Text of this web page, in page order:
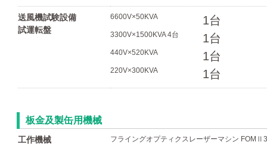
送風機試験設備
試運転盤
6600V×50KVA 1台
3300V×1500KVA 4台 1台
440V×520KVA 1台
220V×300KVA 1台
板金及製缶用機械
工作機械 フライングオプティクスレーザーマシン